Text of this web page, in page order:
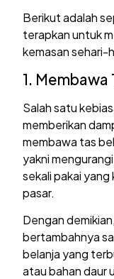
Berikut adalah
terapkan untuk
kemasan sehari-
1. Membawa
Salah satu
memberikan
membawa tas
yakni
sekali pakai
pasar.
Dengan
bertambahnya
belanja yang
atau bahan daur